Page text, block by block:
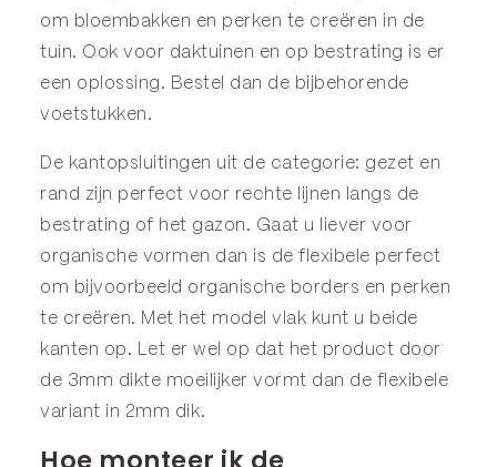
om bloembakken en perken te creëren in de
tuin. Ook voor daktuinen en op bestrating is er
een oplossing. Bestel dan de bijbehorende
voetstukken .
De kantopsluitingen uit de categorie: gezet en
rand zijn perfect voor rechte lijnen langs de
bestrating of het gazon. Gaat u liever voor
organische vormen dan is de flexibele perfect
om bijvoorbeeld organische borders en perken
te creëren. Met het model vlak kunt u beide
kanten op. Let er wel op dat het product door
de 3mm dikte moeilijker vormt dan de flexibele
variant in 2mm dik.
Hoe monteer ik de